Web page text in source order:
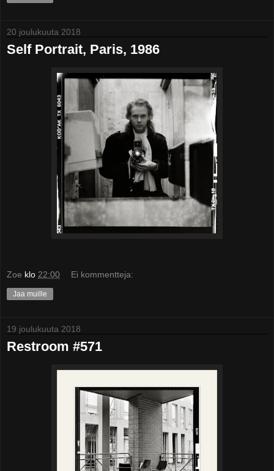
20 joulukuuta 2018
Self Portrait, Paris, 1986
Zoe klo 22:00 Ei kommentteja:
Jaa muille
19 joulukuuta 2018
Restroom #571